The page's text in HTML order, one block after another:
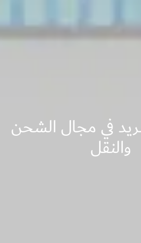
في مجال الشحن
والنقل